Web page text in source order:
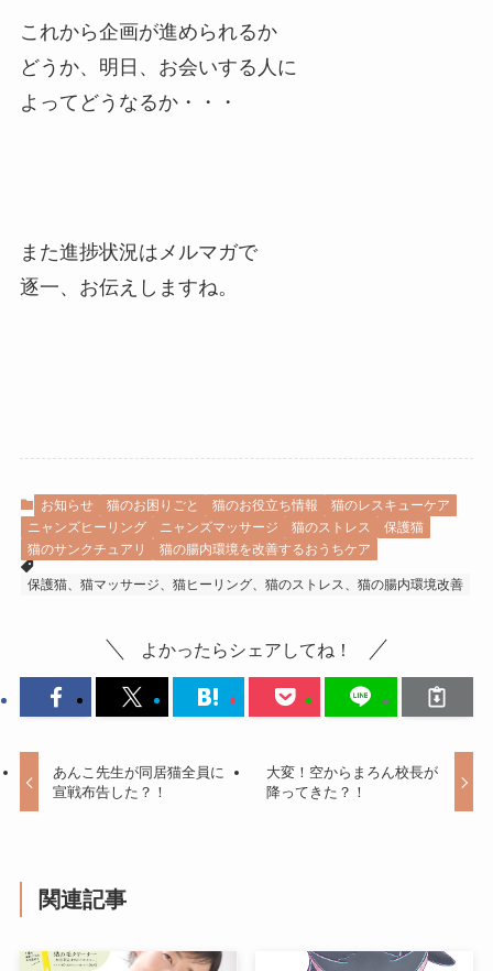
これから企画が進められるか
どうか、明日、お会いする人に
よってどうなるか・・・
また進捗状況はメルマガで
逐一、お伝えしますね。
お知らせ 猫のお困りごと 猫のお役立ち情報
猫のレスキューケア
ニャンズヒーリング
ニャンズマッサージ 猫のストレス
保護猫
猫のサンクチュアリ
猫の腸内環境を改善するおうちケア
保護猫、猫マッサージ、猫ヒーリング、猫のストレス、猫の腸内環境改善
よかったらシェアしてね！
あんこ先生が同居猫全員に
宣戦布告した？！
大変！空からまろん校長が
降ってきた？！
関連記事